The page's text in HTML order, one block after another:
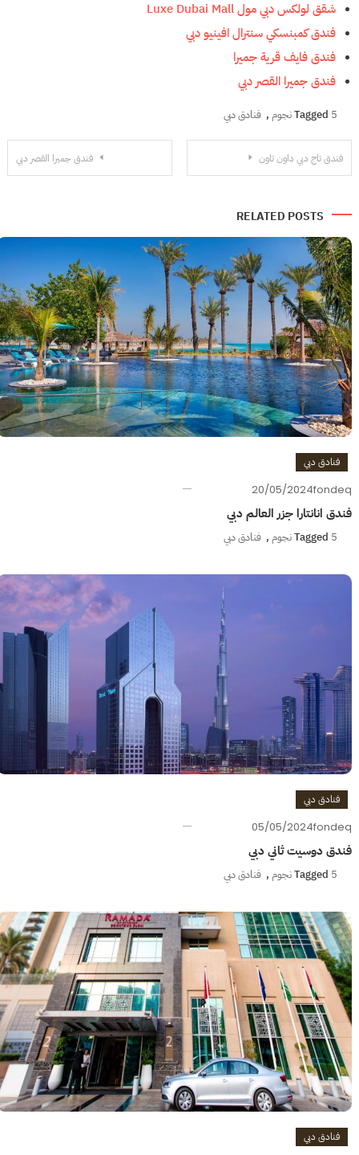
شقق لولكس دبي مول Luxe Dubai Mall
فندق كمبنسكي سنترال افينيو دبي
فندق فايف قرية جميرا
فندق جميرا القصر دبي
Tagged 5 نجوم , فنادق دبي
تصفّح
فندق جميرا القصر دبي فندق تاج دبي داون تاون
RELATED POSTS
فنادق دبي
20/05/2024fondeq
فندق انانتارا جزر العالم دبي
Tagged 5 نجوم , فنادق دبي
فنادق دبي
05/05/2024fondeq
فندق دوسيت ثاني دبي
Tagged 5 نجوم , فنادق دبي
فنادق دبي